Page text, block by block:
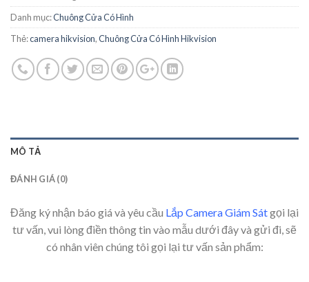
Danh mục:Chuông Cửa Có Hình
Thẻ:camera hikvision,Chuông Cửa Có Hình Hikvision
MÔ TẢ
ĐÁNH GIÁ (0)
Đăng ký nhận báo giá và yêu cầu Lắp Camera Giám Sátgọi lại
tư vấn, vui lòng điền thông tin vào mẫu dưới đây và gửi đi, sẽ
có nhân viên chúng tôi gọi lại tư vấn sản phẩm: